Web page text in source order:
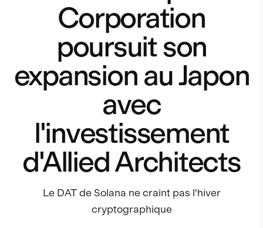
Corporation
poursuit son
expansion au Japon
avec
l'investissement
d'Allied Architects
Le DAT de Solana ne craint pas l'hiver
cryptographique